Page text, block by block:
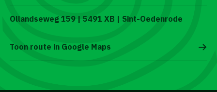
Ollandseweg 159 | 5491 XB | Sint-Oedenrode
Toon route in Google Maps